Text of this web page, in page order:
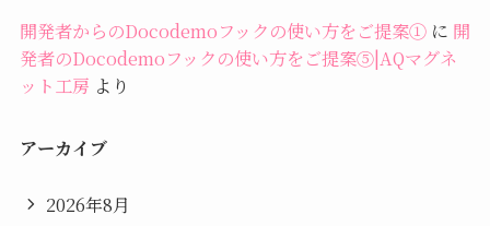
開発者からのDocodemoフックの使い方をご提案①に 開
発者のDocodemoフックの使い方をご提案⑤|AQマグネ
ット工房 より
アーカイブ
2026年8月